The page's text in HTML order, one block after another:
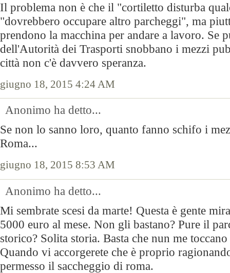
Il problema non è che il "cortiletto disturba
"dovrebbero occupare altro parcheggi", ma
prendono la macchina per andare a lavoro. Se
dell'Autorità dei Trasporti snobbano i mezzi
città non c'è davvero speranza.
giugno 18, 2015 4:24 AM
Anonimo ha detto...
Se non lo sanno loro, quanto fanno schifo i
Roma...
giugno 18, 2015 8:53 AM
Anonimo ha detto...
Mi sembrate scesi da marte! Questa è gente
5000 euro al mese. Non gli bastano? Pure il
storico? Solita storia. Basta che nun me
Quando vi accorgerete che è proprio
permesso il saccheggio di roma.